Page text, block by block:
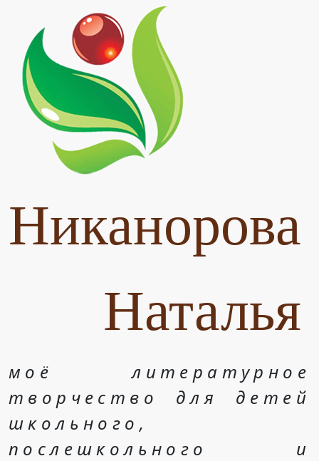
Никанорова
Наталья
моё литературное
творчество для детей
школьного,
послешкольного и